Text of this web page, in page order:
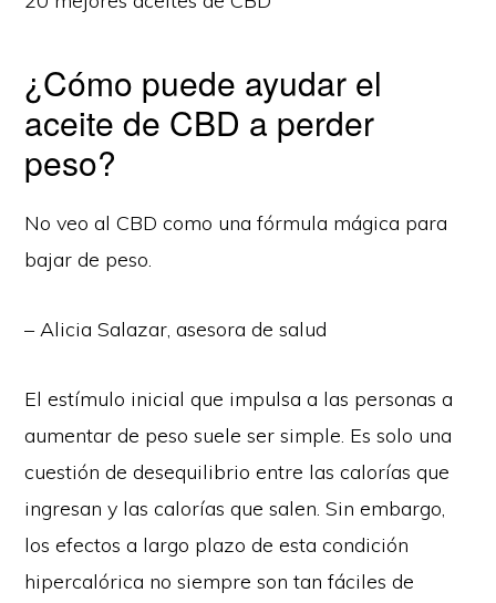
¿Cómo puede ayudar el
aceite de CBD a perder
peso?
No veo al CBD como una fórmula mágica para
bajar de peso.
– Alicia Salazar, asesora de salud
El estímulo inicial que impulsa a las personas a
aumentar de peso suele ser simple. Es solo una
cuestión de desequilibrio entre las calorías que
ingresan y las calorías que salen. Sin embargo,
los efectos a largo plazo de esta condición
hipercalórica no siempre son tan fáciles de